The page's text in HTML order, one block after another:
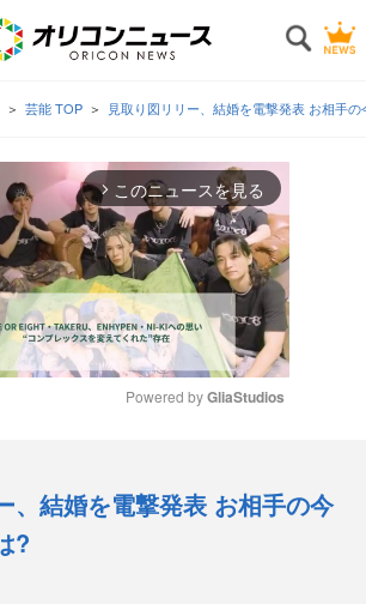
芸能 TOP 見取り図リリー、結婚を電撃発表 お相手
arrow_forward_ios このニュースを見る
e
Powered by GliaStudios
、結婚を電撃発表 お相手の今
?